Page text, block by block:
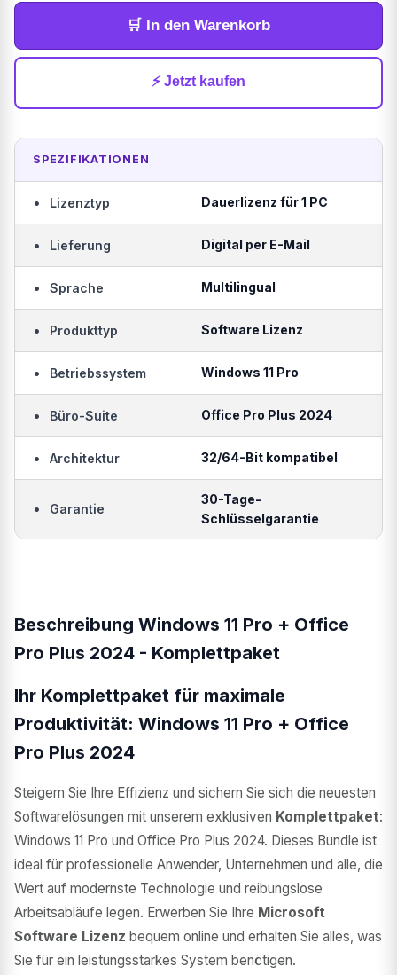
🛒 In den Warenkorb
⚡ Jetzt kaufen
SPEZIFIKATIONEN
• Lizenztyp Dauerlizenz für 1 PC
• Lieferung Digital per E-Mail
• Sprache Multilingual
• Produkttyp Software Lizenz
• Betriebssystem Windows 11 Pro
• Büro-Suite Office Pro Plus 2024
• Architektur 32/64-Bit kompatibel
• Garantie
30-Tage-
Schlüsselgarantie
Beschreibung Windows 11 Pro + Office
Pro Plus 2024 - Komplettpaket
Ihr Komplettpaket für maximale
Produktivität: Windows 11 Pro + Office
Pro Plus 2024
Steigern Sie Ihre Effizienz und sichern Sie sich die neuesten
Softwarelösungen mit unserem exklusiven Komplettpaket:
Windows 11 Pro und Office Pro Plus 2024. Dieses Bundle ist
ideal für professionelle Anwender, Unternehmen und alle, die
Wert auf modernste Technologie und reibungslose
Arbeitsabläufe legen. Erwerben Sie Ihre Microsoft
Software Lizenz bequem online und erhalten Sie alles, was
Sie für ein leistungsstarkes System benötigen.